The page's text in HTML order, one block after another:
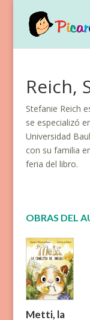
Reich,
Stefanie Reich
se especializó
Universidad
con su familia
feria del libro.
OBRAS DEL
Metti, la